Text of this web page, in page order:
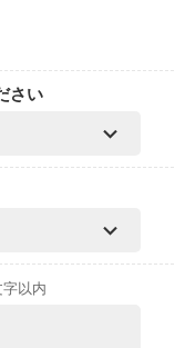
さい
字以内